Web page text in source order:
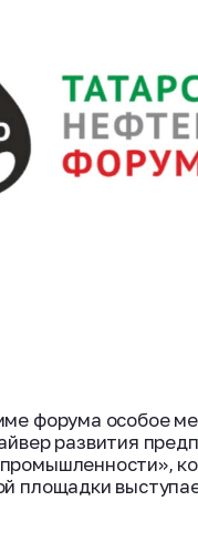
форума особое
развития
площадки